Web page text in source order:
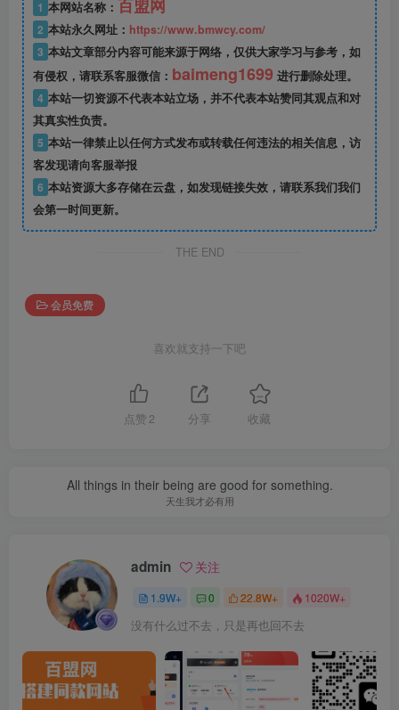
1 本网站名称： 百盟网
2 本站永久网址： https://www.bmwcy.com/
3 本站文章部分内容可能来源于网络，仅供大家学习与参考，如
有侵权，请联系客服微信： baimeng1699 进行删除处理。
4 本站一切资源不代表本站立场，并不代表本站赞同其观点和对
其真实性负责。
5 本站一律禁止以任何方式发布或转载任何违法的相关信息，访
客发现请向客服举报
6 本站资源大多存储在云盘，如发现链接失效，请联系我们我们
会第一时间更新。
THE END
会员免费
喜欢就支持一下吧
点赞 2 分享 收藏
All things in their being are good for something.
天生我才必有用
admin 关注
1.9W+ 0 22.8W+ 1020W+
没有什么过不去，只是再也回不去